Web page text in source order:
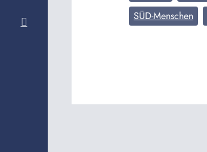
SÜD-Menschen